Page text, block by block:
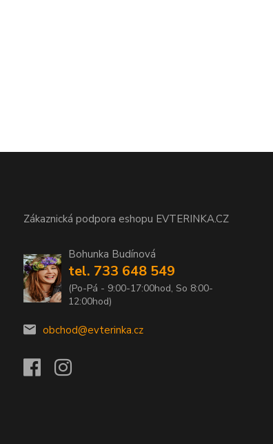
Zákaznická podpora eshopu EVTERINKA.CZ
Bohunka Budínová
tel. 733 648 549
(Po-Pá - 9:00-17:00hod, So 8:00-
12:00hod)
obchod@evterinka.cz